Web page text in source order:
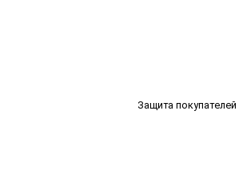
Защита покупателей